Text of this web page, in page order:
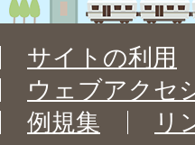
サイトの利用
ウェブアクセ
例規集
リ